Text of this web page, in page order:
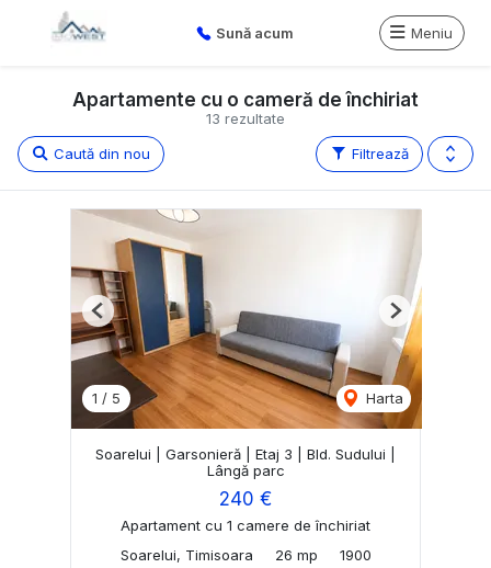
Sună acum Meniu
13 rezultate
Apartamente cu o cameră de închiriat
Filtrează
Caută din nou
1 / 5 Harta
Previous Next
Soarelui | Garsonieră | Etaj 3 | Bld. Sudului |
Lângă parc
240 €
Apartament cu 1 camere de închiriat
Soarelui, Timisoara
26 mp 1900